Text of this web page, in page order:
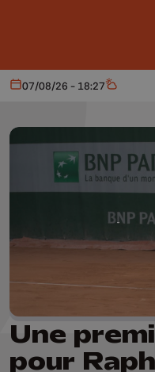
Aujourd'hui
07/08/26 - 18:27 Météo
Une
pour